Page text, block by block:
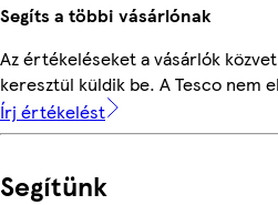
Segíts a többi vásárlónak
Az értékeléseket a vásárlók
keresztül küldik be. A Tesco nem
Írj értékelést
Segítünk